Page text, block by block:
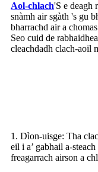
Aol-chlach'S e deagh
snàmh air sgàth 's gu
bharrachd air a
Seo cuid de
cleachdadh clach-aoil
1. Dìon-uisge: Tha
eil i a’ gabhail a-
freagarrach airson a